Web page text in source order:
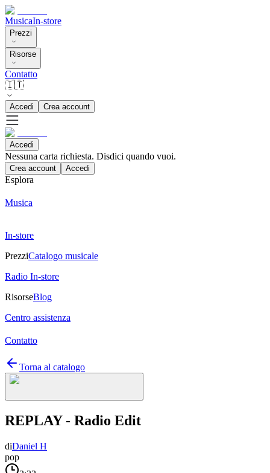
MusicaIn-store
Prezzi
Risorse
Contatto
🇮🇹
Accedi Crea account
Accedi
Nessuna carta richiesta. Disdici quando vuoi.
Crea account Accedi
Esplora
Musica
In-store
PrezziCatalogo musicale
Radio In-store
RisorseBlog
Centro assistenza
Contatto
Torna al catalogo
REPLAY - Radio Edit
diDaniel H
pop